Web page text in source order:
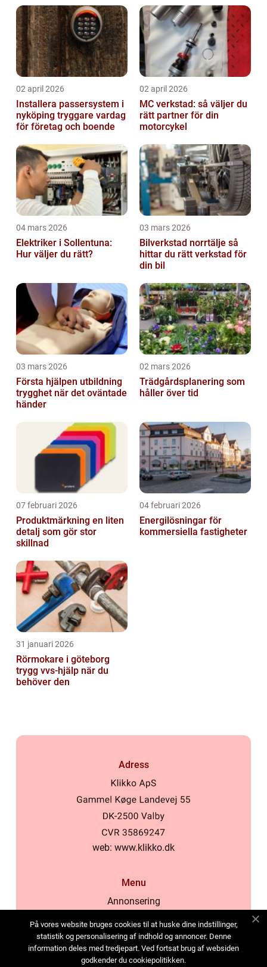
02 april 2026
Installera passersystem i
nyköping tryggare vardag
för företag och boende
02 april 2026
MC verkstad: så väljer du
rätt partner för din
motorcykel
04 mars 2026
Elektriker i Sollentuna:
Hur väljer du rätt?
03 mars 2026
Bilverkstad norrtälje så
hittar du rätt verkstad för
din bil
03 mars 2026
Första hjälpen utbildning
trygghet när det oväntade
händer
02 mars 2026
Trädgårdsplanering som
håller över tid
07 februari 2026
Produktmärkning en liten
detalj som gör stor
skillnad
04 februari 2026
Energilösningar för
kommersiella fastigheter
31 januari 2026
Rörmokare i göteborg
trygg vvs-hjälp när du
behöver den
Adress
web: www.klikko.dk
Menu
Annonsering
Cookies
Kontakta oss
På vores website bruges cookies til at huske dine indstillinger,
statistik og personalisering af indhold og annoncer. Denne
information deles med tredjepart. Ved fortsat brug af websiden
godkender du cookiepolitikken.